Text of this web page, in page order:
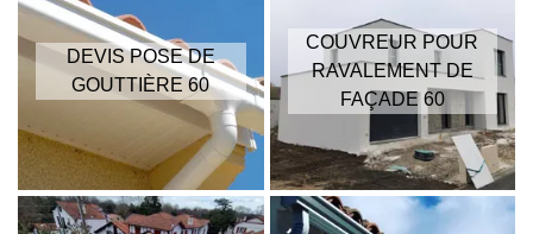
DEVIS POSE DE
GOUTTIÈRE 60
COUVREUR POUR
RAVALEMENT DE
FAÇADE 60